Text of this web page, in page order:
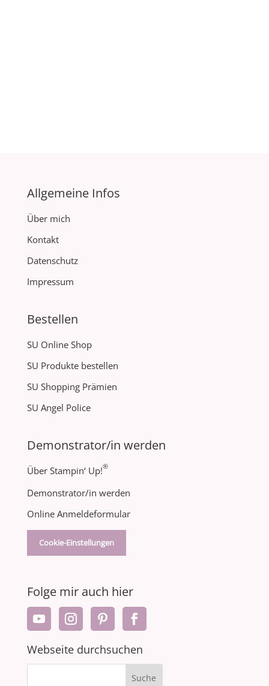
Allgemeine Infos
Über mich
Kontakt
Datenschutz
Impressum
Bestellen
SU Online Shop
SU Produkte bestellen
SU Shopping Prämien
SU Angel Police
Demonstrator/in werden
Über Stampin‘ Up!®
Demonstrator/in werden
Online Anmeldeformular
Cookie-Einstellungen
Folge mir auch hier
Webseite durchsuchen